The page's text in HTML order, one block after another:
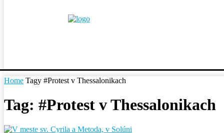
Home Tagy #Protest v Thessalonikach
Tag: #Protest v Thessalonikach